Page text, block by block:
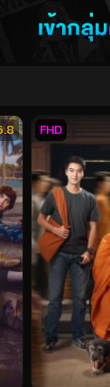
FHD